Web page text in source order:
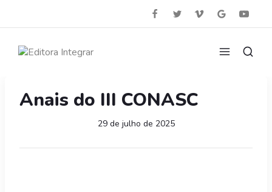
Anais do III CONASC
29 de julho de 2025